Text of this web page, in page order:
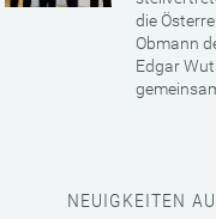
die
Obmann
Edgar
NEUIGKEITEN